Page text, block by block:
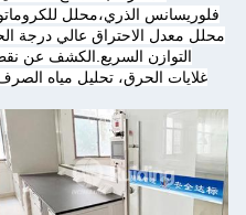
فلوريسانس الذري،محلل
محلل معدل الاحتراق عالي درجة
التوازن السريع.الكشف عن
غلايات الحرق، تحليل مياه